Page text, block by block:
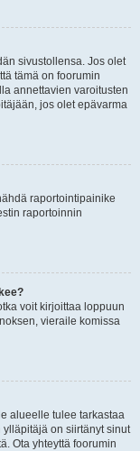
sivustollensa. Jos olet
tämä on foorumin
annettavien varoitusten
jos olet epävarma
raportointipainike
raportoinnin
voit kirjoittaa loppuun
vieraile komissa
alueelle tulee tarkastaa
on siirtänyt sinut
Ota yhteyttä foorumin